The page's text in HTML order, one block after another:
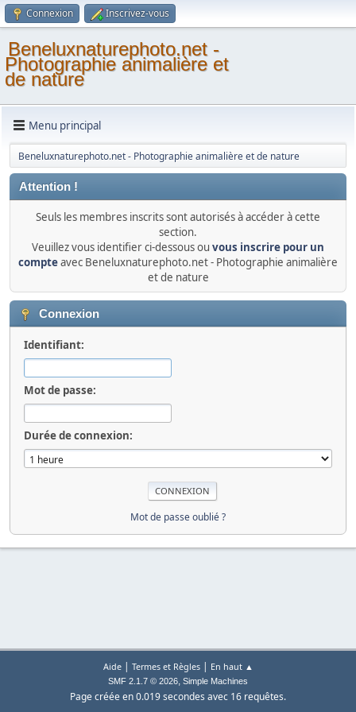
Connexion Inscrivez-vous
Beneluxnaturephoto.net -
Photographie animalière et
de nature
Menu principal
Beneluxnaturephoto.net - Photographie animalière et de nature
Attention !
Seuls les membres inscrits sont autorisés à accéder à cette
section.
Veuillez vous identifier ci-dessous ou vous inscrire pour un
compteavec Beneluxnaturephoto.net - Photographie animalière
et de nature
Connexion
Identifiant:
Mot de passe:
Durée de connexion:
Mot de passe oublié ?
Aide| Termes et Règles| En haut ▲
SMF 2.1.7 © 2026, Simple Machines
Page créée en 0.019 secondes avec 16 requêtes.